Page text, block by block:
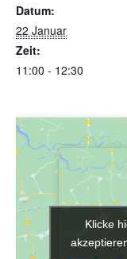
Datum:
22 Januar
Zeit:
11:00 - 12:30
Klicke
Klicke